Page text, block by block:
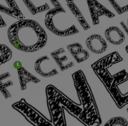
Sede Campestre:
Estrada Governador
Antônio – Barra Mansa
De terça-feira a domingo,